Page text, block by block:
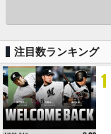
注目数ランキング
1